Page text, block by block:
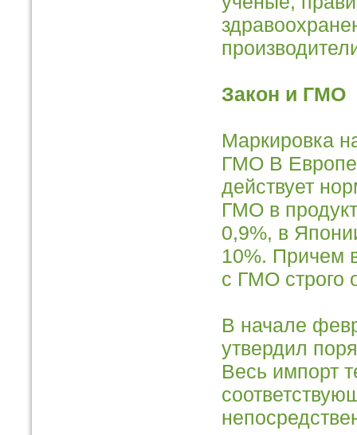
Закон и ГМО
Маркировка
ГМО В
действует
ГМО в
0,9%, в
10%. Причем
с ГМО строго
В начале
утвердил
Весь импорт